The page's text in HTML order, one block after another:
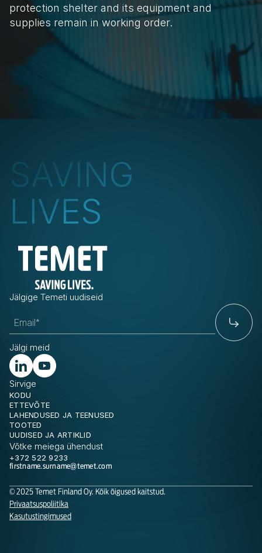
protection shelter and its equipment and
supplies remain in working order.
SAVING
LIVES
Jälgige Temeti uudiseid
Jälgi meid
Sirvige
KODU
ETTEVÕTE
LAHENDUSED JA TEENUSED
TOOTED
UUDISED JA ARTIKLID
Võtke meiega ühendust
+372 522 9233
firstname.surname@temet.com
© 2025 Temet Finland Oy. Kõik õigused kaitstud.
Privaatsuspoliitika
Kasutustingimused